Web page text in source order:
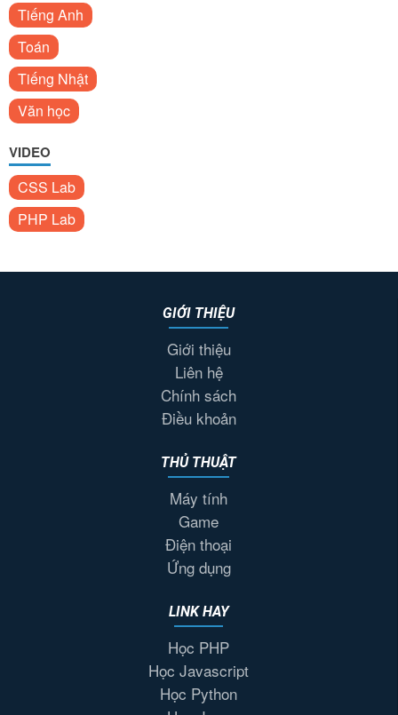
Tiếng Anh
Toán
Tiếng Nhật
Văn học
VIDEO
CSS Lab
PHP Lab
GIỚI THIỆU
Giới thiệu
Liên hệ
Chính sách
Điều khoản
THỦ THUẬT
Máy tính
Game
Điện thoại
Ứng dụng
LINK HAY
Học PHP
Học Javascript
Học Python